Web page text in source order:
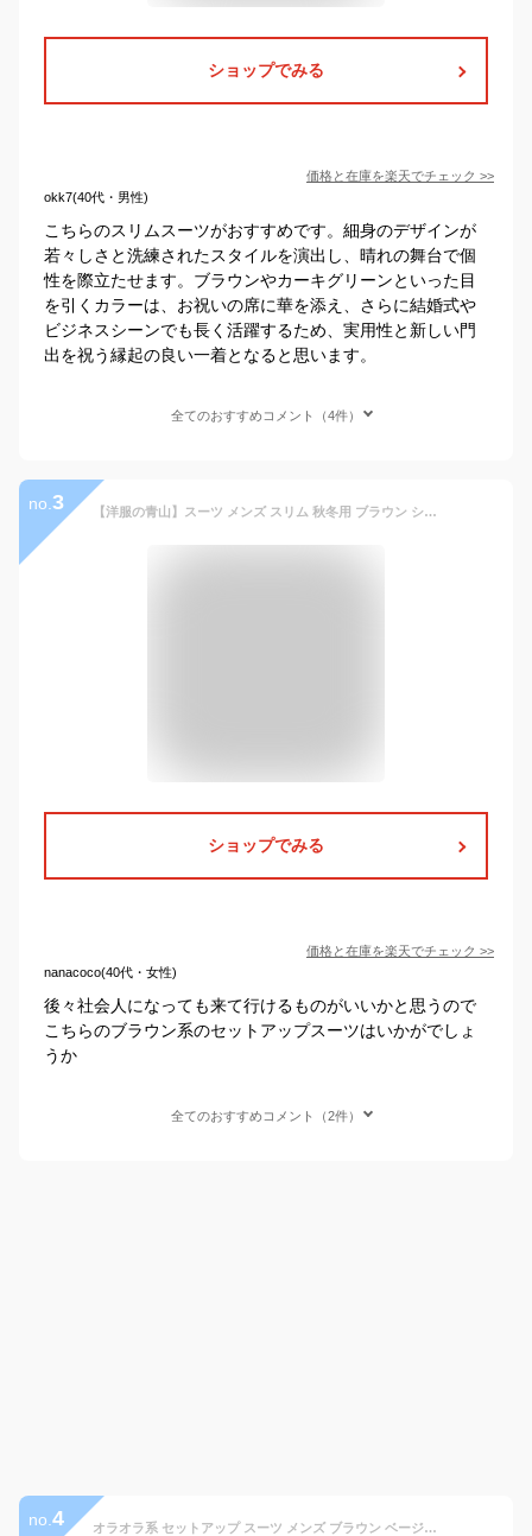
ショップでみる
価格と在庫を楽天でチェック >>
okk7(40代・男性)
こちらのスリムスーツがおすすめです。細身のデザインが
若々しさと洗練されたスタイルを演出し、晴れの舞台で個
性を際立たせます。ブラウンやカーキグリーンといった目
を引くカラーは、お祝いの席に華を添え、さらに結婚式や
ビジネスシーンでも長く活躍するため、実用性と新しい門
出を祝う縁起の良い一着となると思います。
全てのおすすめコメント（4件）
no. 3 【洋服の青山】スーツ メンズ スリム 秋冬用 ブラウン シングル 3ボタン ワンタック TioTio PREMIUM 花粉対策 花粉症 洗える ウォッシャブル ストレッチ 動きやすい 速乾 すぐ乾く シワ抑制 シワになりにくい 秋 冬 ビジネス 出張 営業 メンズスーツ 成人式 背広 紳士服
ショップでみる
価格と在庫を楽天でチェック >>
nanacoco(40代・女性)
後々社会人になっても来て行けるものがいいかと思うので
こちらのブラウン系のセットアップスーツはいかがでしょ
うか
全てのおすすめコメント（2件）
no. 4 オラオラ系 セットアップ スーツ メンズ ブラウン ベージュスーツ メンズファッション スリムスーツ お兄系 オラオラ系 悪羅悪羅系 チンピラ ヤンキー 2019 秋 冬 新作 オラオラファッション 悪羅悪羅ファッション ブラック 黒 グレー 結婚式 二次会 成人式 パーティー